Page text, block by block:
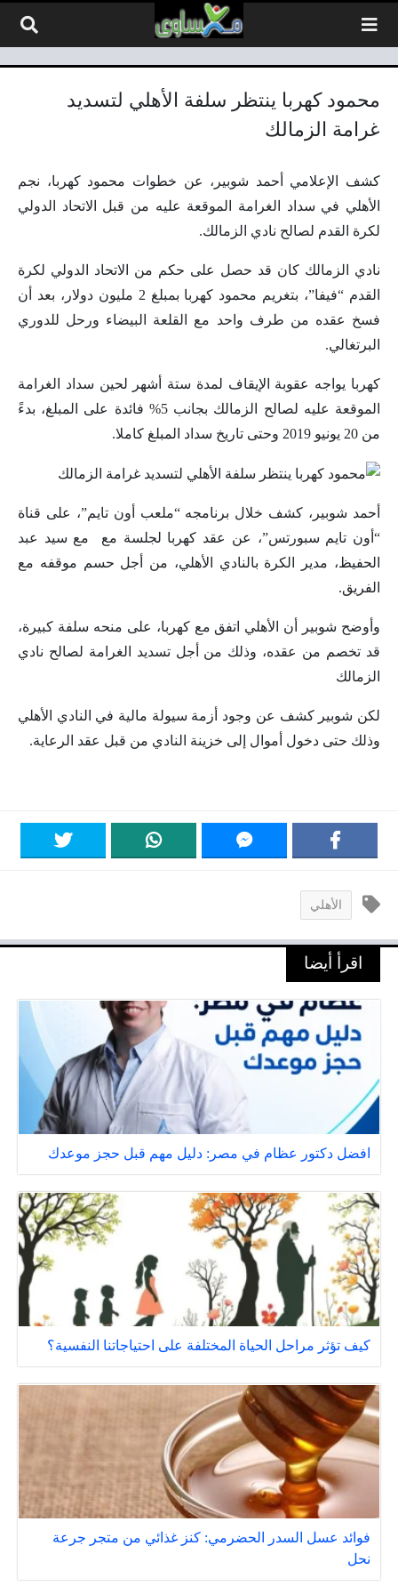
محمود كهربا ينتظر سلفة الأهلي لتسديد
غرامة الزمالك
كشف الإعلامي أحمد شوبير، عن خطوات محمود كهربا، نجم
الأهلي في سداد الغرامة الموقعة عليه من قبل الاتحاد الدولي
لكرة القدم لصالح نادي الزمالك.
نادي الزمالك كان قد حصل على حكم من الاتحاد الدولي لكرة
القدم “فيفا”، بتغريم محمود كهربا بمبلغ 2 مليون دولار، بعد أن
فسخ عقده من طرف واحد مع القلعة البيضاء ورحل للدوري
البرتغالي.
كهربا يواجه عقوبة الإيقاف لمدة ستة أشهر لحين سداد الغرامة
الموقعة عليه لصالح الزمالك بجانب 5% فائدة على المبلغ، بدءً
من 20 يونيو 2019 وحتى تاريخ سداد المبلغ كاملا.
أحمد شوبير، كشف خلال برنامجه “ملعب أون تايم”، على قناة
“أون تايم سبورتس”، عن عقد كهربا لجلسة مع مع سيد عبد
الحفيظ، مدير الكرة بالنادي الأهلي، من أجل حسم موقفه مع
الفريق.
وأوضح شوبير أن الأهلي اتفق مع كهربا، على منحه سلفة كبيرة،
قد تخصم من عقده، وذلك من أجل تسديد الغرامة لصالح نادي
الزمالك
لكن شوبير كشف عن وجود أزمة سيولة مالية في النادي الأهلي
وذلك حتى دخول أموال إلى خزينة النادي من قبل عقد الرعاية.
الأهلي
اقرأ أيضا
افضل دكتور عظام في مصر: دليل مهم قبل حجز موعدك
كيف تؤثر مراحل الحياة المختلفة على احتياجاتنا النفسية؟
فوائد عسل السدر الحضرمي: كنز غذائي من متجر جرعة
نحل